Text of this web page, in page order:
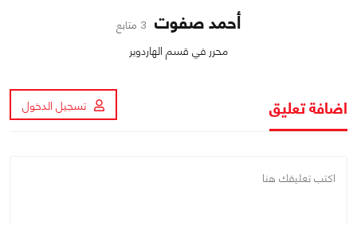
أحمد صفوت 3 متابع
محرر في قسم الهاردوير
اضافة تعليق تسجيل الدخول